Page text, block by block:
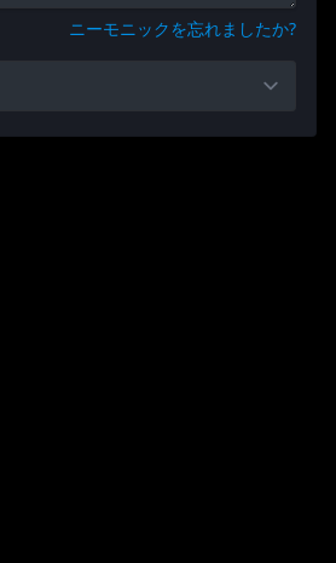
ニーモニックを忘れましたか?